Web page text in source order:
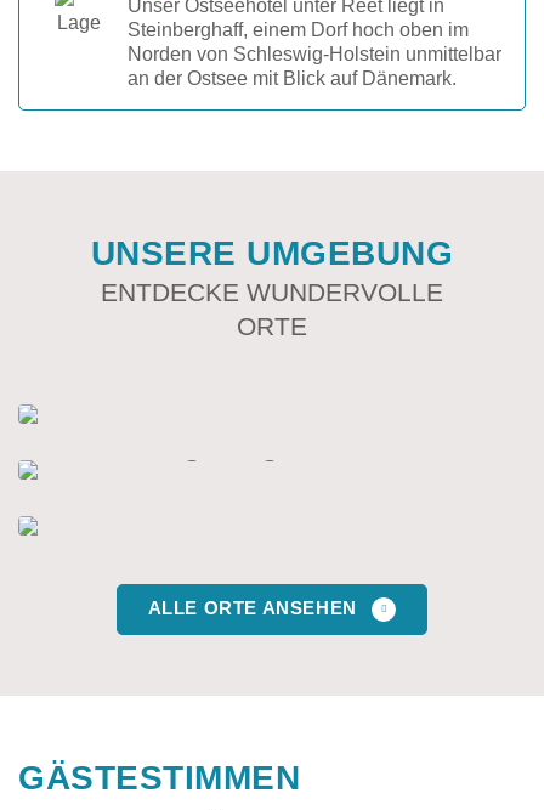
Unser Ostseehotel unter Reet liegt in
Steinberghaff, einem Dorf hoch oben im
Norden von Schleswig-Holstein unmittelbar
an der Ostsee mit Blick auf Dänemark.
UNSERE UMGEBUNG
ENTDECKE WUNDERVOLLE
ORTE
ALLE ORTE ANSEHEN
GÄSTESTIMMEN